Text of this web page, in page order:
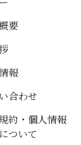
要
報
合わせ
約・個人情報
ついて